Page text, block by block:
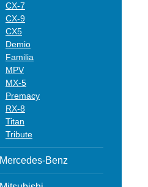
CX-7
CX-9
CX5
Demio
Familia
MPV
MX-5
Premacy
RX-8
Titan
Tribute
Mercedes-Benz